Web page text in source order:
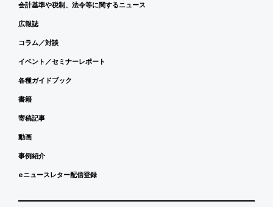
会計基準や税制、法令等に関するニュース
広報誌
コラム／対談
イベント／セミナーレポート
各種ガイドブック
書籍
寄稿記事
動画
事例紹介
eニュースレター配信登録